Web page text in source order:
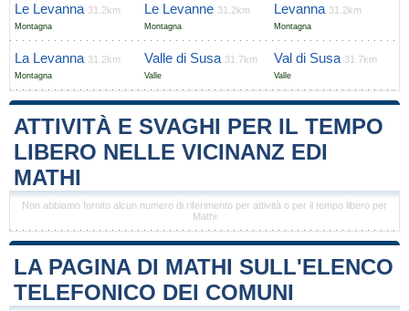
Le Levanna 31.2km
Montagna
Le Levanne 31.2km
Montagna
Levanna 31.2km
Montagna
La Levanna 31.2km
Montagna
Valle di Susa 31.7km
Valle
Val di Susa 31.7km
Valle
ATTIVITÀ E SVAGHI PER IL TEMPO
LIBERO NELLE VICINANZ EDI
MATHI
Non abbiamo fornito alcun numero di riferimento per attività o per il tempo libero per
Mathi
LA PAGINA DI MATHI SULL'ELENCO
TELEFONICO DEI COMUNI